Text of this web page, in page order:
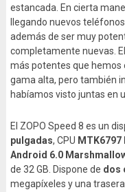
estancada. En cierta
llegando nuevos
además de ser muy
completamente nuevas. El
más potentes que hemos
gama alta, pero también
habíamos visto juntas en
El ZOPO Speed 8 es un
pulgadas, CPU MTK6797
Android 6.0
de 32 GB. Dispone de dos
megapíxeles y una